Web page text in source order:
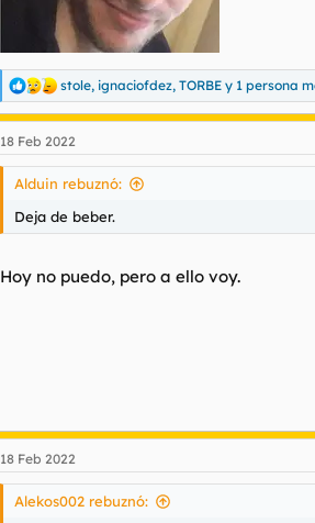
R
e
a
c
c
e
:
stole, ignaciofdez, TORBE y 1 persona
18 Feb 2022
Alduin rebuznó:
Deja de beber.
Hoy no puedo, pero a ello voy.
18 Feb 2022
Alekos002 rebuznó: